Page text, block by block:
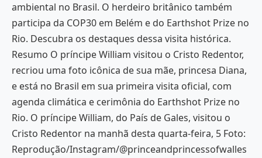
ambiental no Brasil. O herdeiro britânico também
participa da COP30 em Belém e do Earthshot Prize no
Rio. Descubra os destaques dessa visita histórica.
Resumo O príncipe William visitou o Cristo Redentor,
recriou uma foto icônica de sua mãe, princesa Diana,
e está no Brasil em sua primeira visita oficial, com
agenda climática e cerimônia do Earthshot Prize no
Rio. O príncipe William, do País de Gales, visitou o
Cristo Redentor na manhã desta quarta-feira, 5 Foto:
Reprodução/Instagram/@princeandprincessofwalles